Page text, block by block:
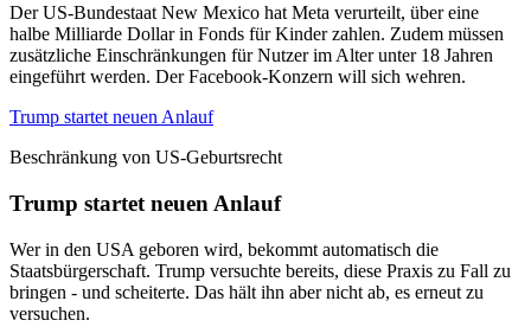
Der US-Bundestaat New Mexico hat Meta verurteilt, über eine
halbe Milliarde Dollar in Fonds für Kinder zahlen. Zudem müssen
zusätzliche Einschränkungen für Nutzer im Alter unter 18 Jahren
eingeführt werden. Der Facebook-Konzern will sich wehren.
Trump startet neuen Anlauf
Beschränkung von US-Geburtsrecht
Trump startet neuen Anlauf
Wer in den USA geboren wird, bekommt automatisch die
Staatsbürgerschaft. Trump versuchte bereits, diese Praxis zu Fall zu
bringen - und scheiterte. Das hält ihn aber nicht ab, es erneut zu
versuchen.